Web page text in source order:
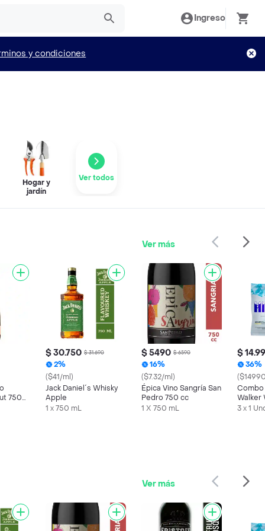
Ingreso
y condiciones
Hogar y
jardín
Ver todos
Ver más
750
$ 30.750 $ 31.690
2%
($41/ml)
Jack Daniel´s Whisky
Apple
1 x 750 mL
$ 5490 $ 6590
16%
($7.32/ml)
Épica Vino Sangría San
Pedro 750 cc
1 X 750 mL
$
36%
Combo
Walker
Coca-
3 x 1
Ver más